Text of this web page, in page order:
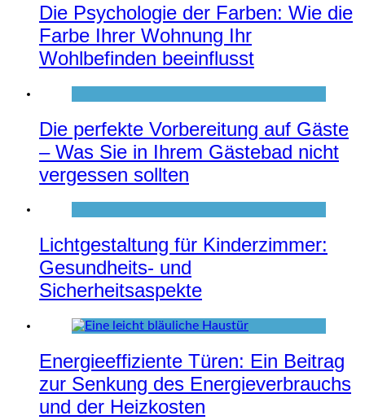
Die Psychologie der Farben: Wie die
Farbe Ihrer Wohnung Ihr
Wohlbefinden beeinflusst
Die perfekte Vorbereitung auf Gäste
– Was Sie in Ihrem Gästebad nicht
vergessen sollten
Lichtgestaltung für Kinderzimmer:
Gesundheits- und
Sicherheitsaspekte
Energieeffiziente Türen: Ein Beitrag
zur Senkung des Energieverbrauchs
und der Heizkosten